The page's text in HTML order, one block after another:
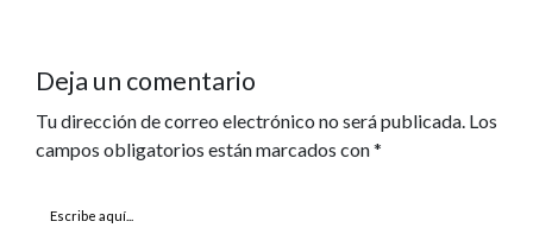
Deja un comentario
Tu dirección de correo electrónico no será publicada. Los
campos obligatorios están marcados con*
Escribe